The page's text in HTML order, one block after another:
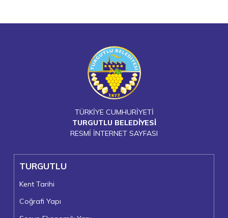
TÜRKİYE CUMHURİYETİ
TURGUTLU BELEDİYESİ
RESMİ İNTERNET SAYFASI
TURGUTLU
Kent Tarihi
Coğrafi Yapı